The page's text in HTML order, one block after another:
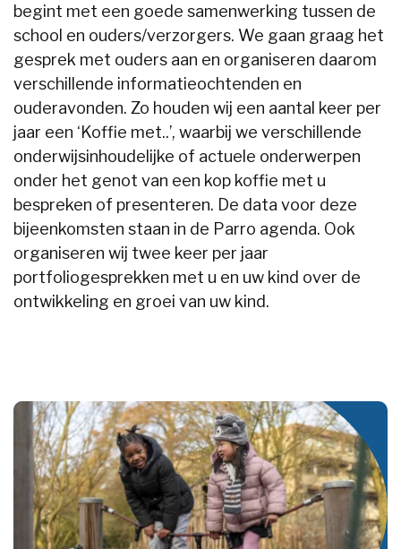
begint met een goede samenwerking tussen de
school en ouders/verzorgers. We gaan graag het
gesprek met ouders aan en organiseren daarom
verschillende informatieochtenden en
ouderavonden. Zo houden wij een aantal keer per
jaar een ‘Koffie met..’, waarbij we verschillende
onderwijsinhoudelijke of actuele onderwerpen
onder het genot van een kop koffie met u
bespreken of presenteren. De data voor deze
bijeenkomsten staan in de Parro agenda. Ook
organiseren wij twee keer per jaar
portfoliogesprekken met u en uw kind over de
ontwikkeling en groei van uw kind.